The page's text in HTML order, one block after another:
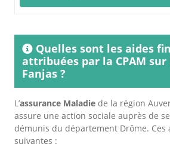
Quelles sont les aides
attribuées par la CPAM
Fanjas ?
L’assurance Maladie de la région
assure une action sociale auprès de
démunis du département Drôme. Ces
suivantes :